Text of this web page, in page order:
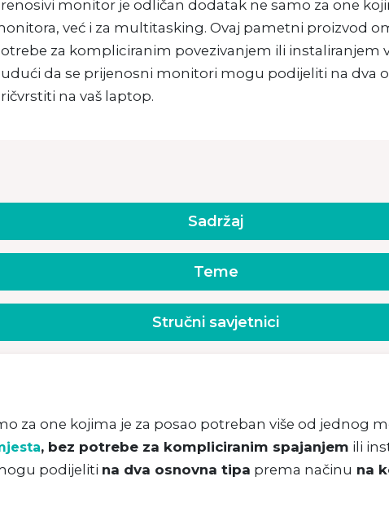
monitor je odličan dodatak ne samo za one
već i za multitasking. Ovaj pametni proizvod
za kompliciranim povezivanjem ili instaliranjem
da se prijenosni monitori mogu podijeliti na dva
na vaš laptop.
za one kojima je za posao potreban više od jednog
, bez potrebe za kompliciranim spajanjem ili
podijeliti na dva osnovna tipa prema načinu na
Sadržaj
Teme
Stručni savjetnici